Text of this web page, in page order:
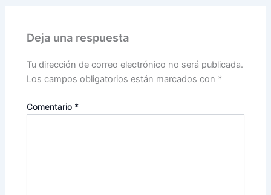
Deja una respuesta
Tu dirección de correo electrónico no será publicada.
Los campos obligatorios están marcados con *
Comentario *